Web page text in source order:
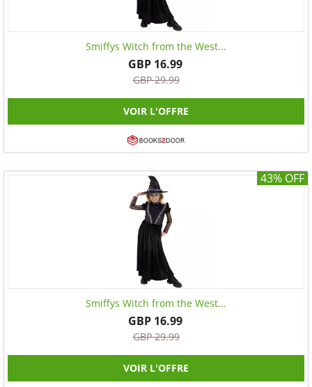
Smiffys Witch from the West...
GBP 16.99
GBP 29.99
VOIR L'OFFRE
43% OFF
Smiffys Witch from the West...
GBP 16.99
GBP 29.99
VOIR L'OFFRE